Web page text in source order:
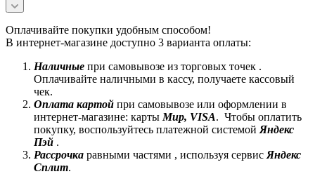
Оплачивайте покупки удобным способом!
В интернет-магазине доступно 3 варианта оплаты:
Наличные при самовывозе из торговых точек .
Оплачивайте наличными в кассу, получаете кассовый
чек.
Оплата картой при самовывозе или оформлении в
интернет-магазине: карты Mир, VISA. Чтобы оплатить
покупку, воспользуйтесь платежной системой Яндекс
Пэй .
Рассрочка равными частями , используя сервис Яндекс
Сплит.